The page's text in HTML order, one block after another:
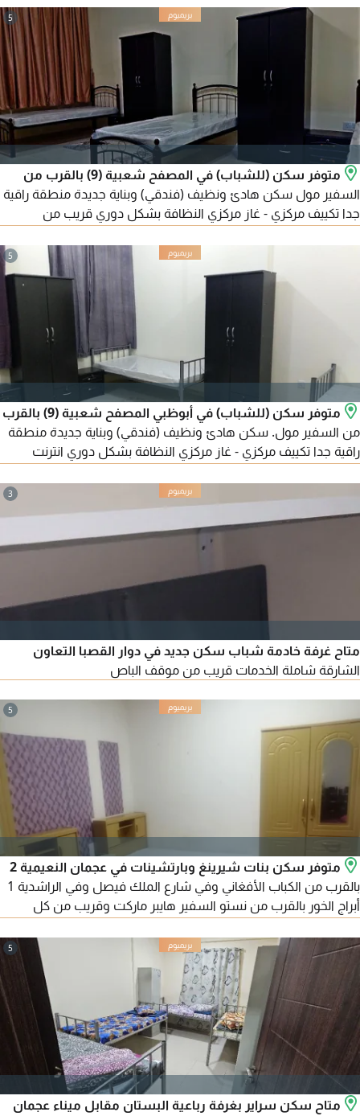
5
متوفر سكن (للشباب) في المصفح شعبية (9) بالقرب من
السفير مول سكن هادئ ونظيف (فندقي) وبناية جديدة منطقة راقية
جدا تكييف مركزي - غاز مركزي النظافة بشكل دوري قريب من
درهم شامل جميع الخدمات (ملاحظة التدخين ممنوع داخل (الشقة أو
5
متوفر سكن (للشباب) في أبوظبي المصفح شعبية (9) بالقرب
من السفير مول. سكن هادئ ونظيف (فندقي) وبناية جديدة منطقة
راقية جدا تكييف مركزي - غاز مركزي النظافة بشكل دوري انترنت
الخدمات (ملاحظة التدخين ممنوع داخل (الشقة أو البناية)
3
متاح غرفة خادمة شباب سكن جديد في دوار القصبا التعاون
الشارقة شاملة الخدمات قريب من موقف الباص
5
متوفر سكن بنات شيرينغ وبارتشينات في عجمان النعيمية 2
بالقرب من الكباب الأفغاني وفي شارع الملك فيصل وفي الراشدية 1
أبراج الخور بالقرب من نستو السفير هايبر ماركت وقريب من كل
استوديو قريب من كل الخدمات موقع مميز جدا بدون عمولة
5
متاح سكن سراير بغرفة رباعية البستان مقابل ميناء عجمان